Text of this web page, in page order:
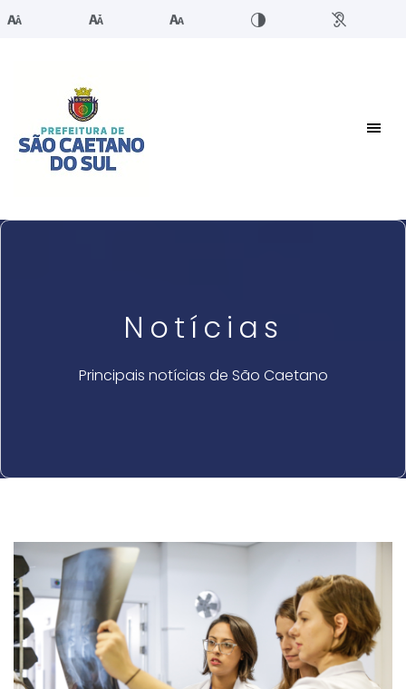
Notícias
Principais notícias de São Caetano